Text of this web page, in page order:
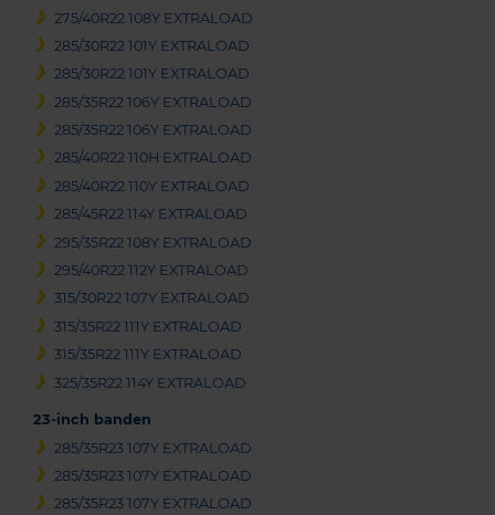
275/40R22 108Y EXTRALOAD
285/30R22 101Y EXTRALOAD
285/30R22 101Y EXTRALOAD
285/35R22 106Y EXTRALOAD
285/35R22 106Y EXTRALOAD
285/40R22 110H EXTRALOAD
285/40R22 110Y EXTRALOAD
285/45R22 114Y EXTRALOAD
295/35R22 108Y EXTRALOAD
295/40R22 112Y EXTRALOAD
315/30R22 107Y EXTRALOAD
315/35R22 111Y EXTRALOAD
315/35R22 111Y EXTRALOAD
325/35R22 114Y EXTRALOAD
23-inch banden
285/35R23 107Y EXTRALOAD
285/35R23 107Y EXTRALOAD
285/35R23 107Y EXTRALOAD